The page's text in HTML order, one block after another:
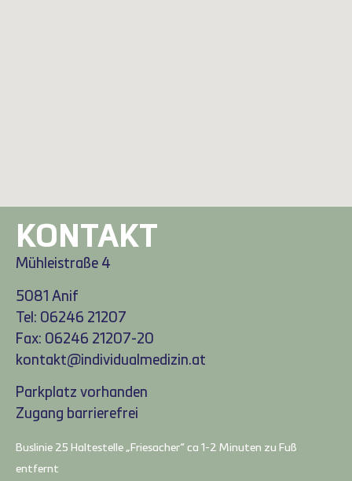
KONTAKT
Mühleistraße 4
5081 Anif
Tel: 06246 21207
Fax: 06246 21207-20
kontakt@individualmedizin.at
Parkplatz vorhanden
Zugang barrierefrei
Buslinie 25 Haltestelle „Friesacher“ ca 1-2 Minuten zu Fuß
entfernt